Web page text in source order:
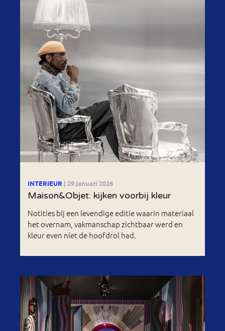
INTERIEUR | 29 januari 2026
Maison&Objet: kijken voorbij kleur
Notities bij een levendige editie waarin materiaal
het overnam, vakmanschap zichtbaar werd en
kleur even níet de hoofdrol had.